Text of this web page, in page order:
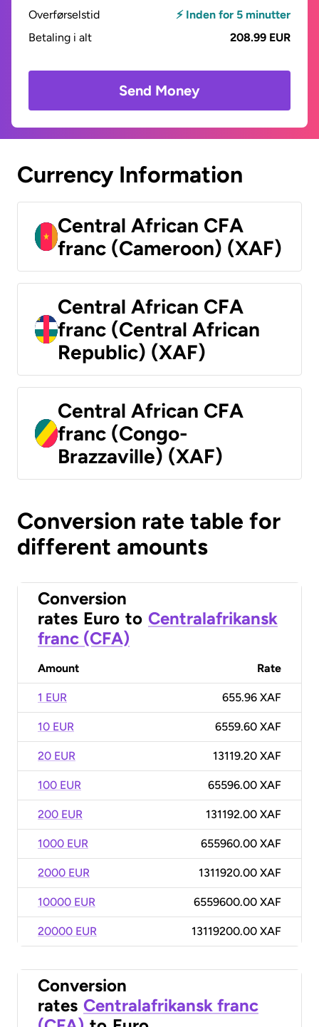
Overførselstid
⚡ Inden for 5 minutter
Betaling i alt
208.99 EUR
Send Money
Currency Information
Central African CFA
franc (Cameroon) (XAF)
Central African CFA
franc (Central African
Republic) (XAF)
Central African CFA
franc (Congo-
Brazzaville) (XAF)
Conversion rate table for
different amounts
Conversion
rates Euro to Centralafrikansk
franc (CFA)
Amount Rate
1 EUR 655.96 XAF
10 EUR 6559.60 XAF
20 EUR 13119.20 XAF
100 EUR 65596.00 XAF
200 EUR 131192.00 XAF
1000 EUR 655960.00 XAF
2000 EUR 1311920.00 XAF
10000 EUR 6559600.00 XAF
20000 EUR 13119200.00 XAF
Conversion
rates Centralafrikansk franc